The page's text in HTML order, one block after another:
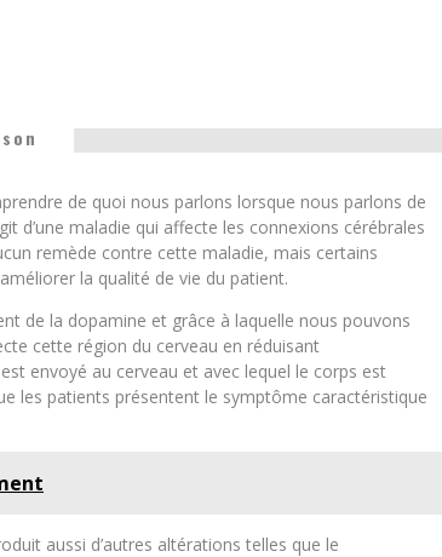
de quoi nous parlons lorsque nous parlons de
d’une maladie qui affecte les connexions cérébrales
remède contre cette maladie, mais certains
la qualité de vie du patient.
de la dopamine et grâce à laquelle nous pouvons
cette région du cerveau en réduisant
envoyé au cerveau et avec lequel le corps est
les patients présentent le symptôme caractéristique
aussi d’autres altérations telles que le